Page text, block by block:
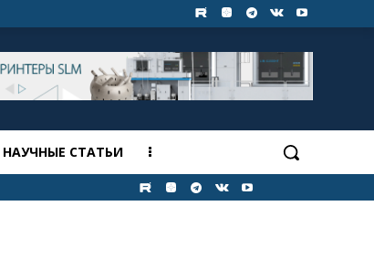
НАУЧНЫЕ СТАТЬИ